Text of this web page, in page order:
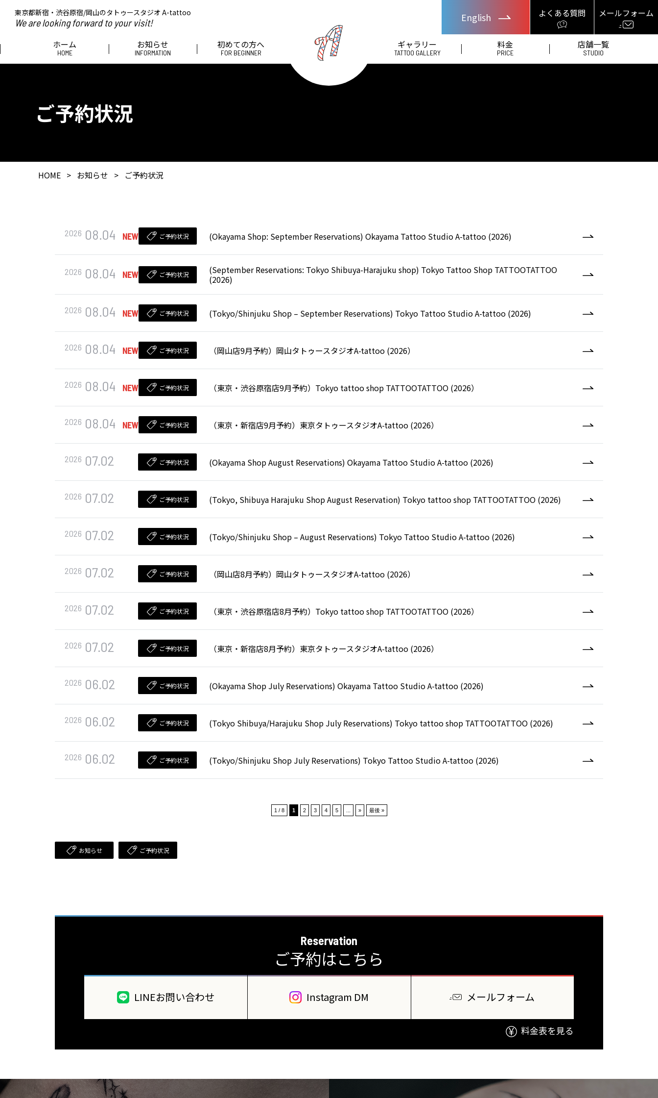
東京都新宿・渋谷原宿/岡山のタトゥースタジオ A-tattoo
We are looking forward to your visit! English よくある質問 メールフォーム
ホーム
HOME
お知らせ
INFORMATION
初めての方へ
FOR BEGINNER
ギャラリー
TATTOO GALLERY
料金
PRICE
店舗一覧
STUDIO
ご予約状況
HOME > お知らせ > ご予約状況
2026 08.04 NEW ご予約状況 (Okayama Shop: September Reservations) Okayama Tattoo Studio A-tattoo (2026)
2026 08.04 NEW ご予約状況
(September Reservations: Tokyo Shibuya-Harajuku shop) Tokyo Tattoo Shop TATTOOTATTOO
(2026)
2026 08.04 NEW ご予約状況 (Tokyo/Shinjuku Shop – September Reservations) Tokyo Tattoo Studio A-tattoo (2026)
2026 08.04 NEW ご予約状況 （岡山店9月予約）岡山タトゥースタジオA-tattoo (2026）
2026 08.04 NEW ご予約状況 （東京・渋谷原宿店9月予約）Tokyo tattoo shop TATTOOTATTOO (2026）
2026 08.04 NEW ご予約状況 （東京・新宿店9月予約）東京タトゥースタジオA-tattoo (2026）
2026 07.02 ご予約状況 (Okayama Shop August Reservations) Okayama Tattoo Studio A-tattoo (2026)
2026 07.02 ご予約状況 (Tokyo, Shibuya Harajuku Shop August Reservation) Tokyo tattoo shop TATTOOTATTOO (2026)
2026 07.02 ご予約状況 (Tokyo/Shinjuku Shop – August Reservations) Tokyo Tattoo Studio A-tattoo (2026)
2026 07.02 ご予約状況 （岡山店8月予約）岡山タトゥースタジオA-tattoo (2026）
2026 07.02 ご予約状況 （東京・渋谷原宿店8月予約）Tokyo tattoo shop TATTOOTATTOO (2026）
2026 07.02 ご予約状況 （東京・新宿店8月予約）東京タトゥースタジオA-tattoo (2026）
2026 06.02 ご予約状況 (Okayama Shop July Reservations) Okayama Tattoo Studio A-tattoo (2026)
2026 06.02 ご予約状況 (Tokyo Shibuya/Harajuku Shop July Reservations) Tokyo tattoo shop TATTOOTATTOO (2026)
2026 06.02 ご予約状況 (Tokyo/Shinjuku Shop July Reservations) Tokyo Tattoo Studio A-tattoo (2026)
1 / 8 1 2 3 4 5 » 最後 »
お知らせ ご予約状況
Reservation
ご予約はこちら
LINEお問い合わせ Instagram DM メールフォーム
料金表を見る